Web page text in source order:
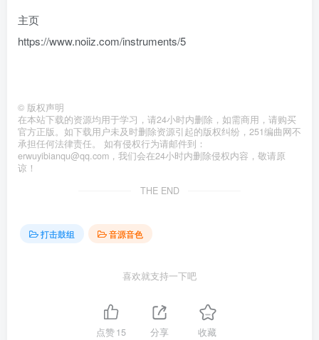
主页
https://www.noiiz.com/instruments/5
© 版权声明
在本站下载的资源均用于学习，请24小时内删除，如需商用，请购买
官方正版。如下载用户未及时删除资源引起的版权纠纷，251编曲网不
承担任何法律责任。 如有侵权行为请邮件到：
erwuyibianqu@qq.com，我们会在24小时内删除侵权内容，敬请原
谅！
THE END
打击鼓组 音源音色
喜欢就支持一下吧
点赞15 分享 收藏